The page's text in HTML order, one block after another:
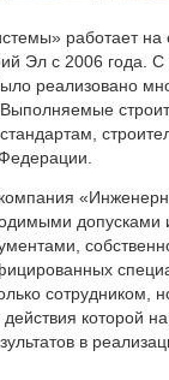
работает на
Эл с 2006 года.
реализовано
допусками
сотрудником,
которой
в